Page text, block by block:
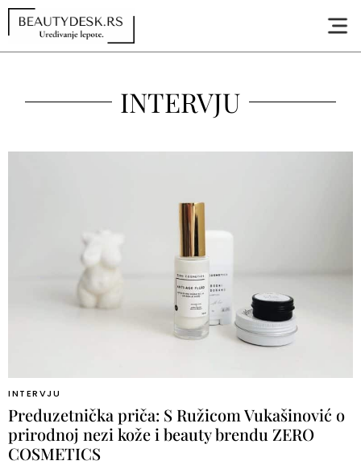
INTERVJU
INTERVJU
Preduzetnička priča: S Ružicom Vukašinović o
prirodnoj nezi kože i beauty brendu ZERO
COSMETICS